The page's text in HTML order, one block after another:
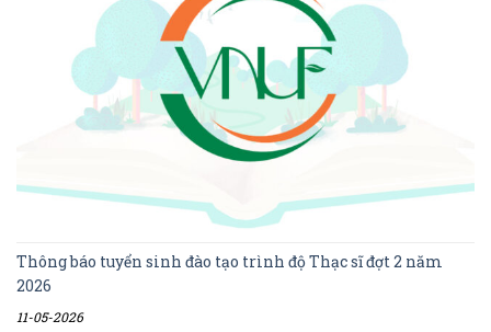
Thông báo tuyển sinh đào tạo trình độ Thạc sĩ đợt 2 năm
2026
11-05-2026